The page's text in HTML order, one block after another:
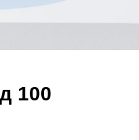
100